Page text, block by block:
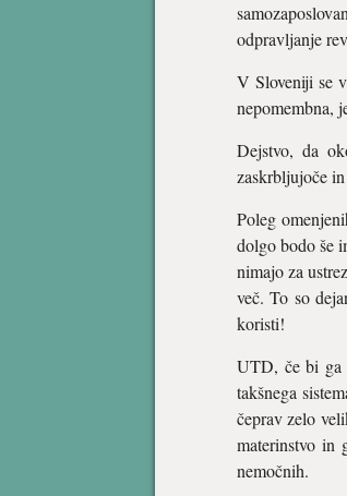
odpravljanje
V Sloveniji se
nepomembna,
Dejstvo, da
zaskrbljujoče
Poleg
dolgo bodo še
nimajo za
več. To so
koristi!
UTD, če bi ga
takšnega
čeprav zelo
materinstvo in
nemočnih.